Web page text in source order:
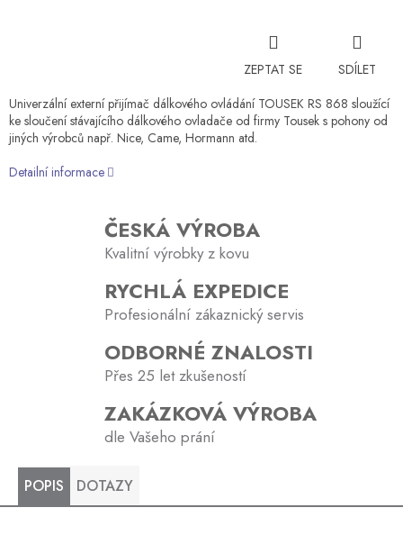
ZEPTAT SE
SDÍLET
Univerzální externí přijímač dálkového ovládání TOUSEK RS 868 sloužící
ke sloučení stávajícího dálkového ovladače od firmy Tousek s pohony od
jiných výrobců např. Nice, Came, Hormann atd.
Detailní informace
ČESKÁ VÝROBA
Kvalitní výrobky z kovu
RYCHLÁ EXPEDICE
Profesionální zákaznický servis
ODBORNÉ ZNALOSTI
Přes 25 let zkušeností
ZAKÁZKOVÁ VÝROBA
dle Vašeho prání
POPIS DOTAZY